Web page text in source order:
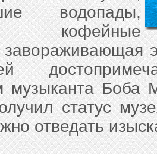
водопады,
кофейные
музыканта Боба
статус
отведать